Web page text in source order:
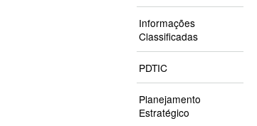
Informações
Classificadas
PDTIC
Planejamento
Estratégico